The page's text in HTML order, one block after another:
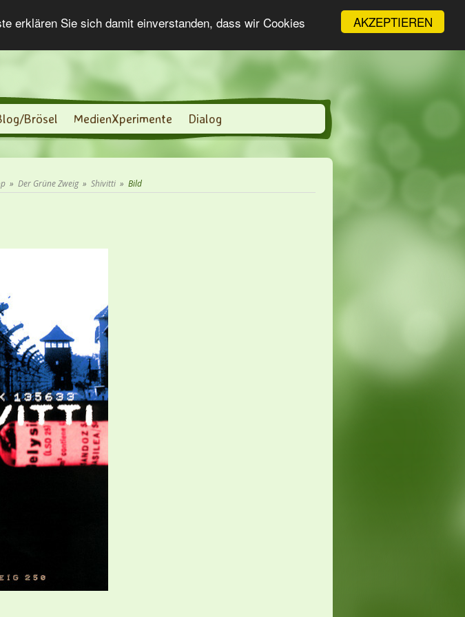
AKZEPTIEREN
erklären Sie sich damit einverstanden, dass wir Cookies
Brösel MedienXperimente Dialog
» Der Grüne Zweig» Shivitti » Bild